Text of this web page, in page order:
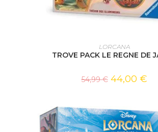
AJOUTER AU PANIER
LORCANA
TROVE PACK LE REGNE DE
54,99€ 44,00 €